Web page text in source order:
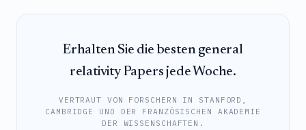
Erhalten Sie die besten general
relativity Papers jede Woche.
VERTRAUT VON FORSCHERN IN STANFORD,
CAMBRIDGE UND DER FRANZÖSISCHEN AKADEMIE
DER WISSENSCHAFTEN.